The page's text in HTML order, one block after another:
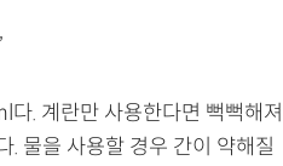
. 계란만 사용한다면 뻑뻑해져
. 물을 사용할 경우 간이 약해질